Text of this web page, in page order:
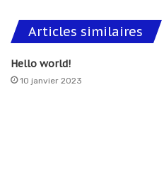
Articles similaires
Hello world!
10 janvier 2023